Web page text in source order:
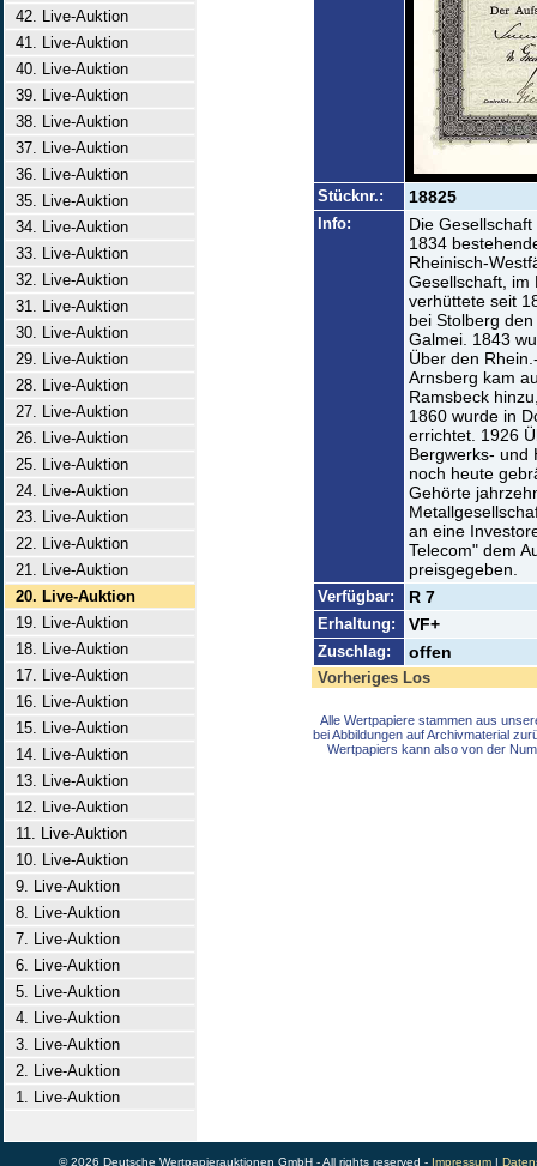
42. Live-Auktion
41. Live-Auktion
40. Live-Auktion
39. Live-Auktion
38. Live-Auktion
37. Live-Auktion
36. Live-Auktion
35. Live-Auktion
34. Live-Auktion
33. Live-Auktion
32. Live-Auktion
31. Live-Auktion
30. Live-Auktion
29. Live-Auktion
28. Live-Auktion
27. Live-Auktion
26. Live-Auktion
25. Live-Auktion
24. Live-Auktion
23. Live-Auktion
22. Live-Auktion
21. Live-Auktion
20. Live-Auktion
19. Live-Auktion
18. Live-Auktion
17. Live-Auktion
16. Live-Auktion
15. Live-Auktion
14. Live-Auktion
13. Live-Auktion
12. Live-Auktion
11. Live-Auktion
10. Live-Auktion
9. Live-Auktion
8. Live-Auktion
7. Live-Auktion
6. Live-Auktion
5. Live-Auktion
4. Live-Auktion
3. Live-Auktion
2. Live-Auktion
1. Live-Auktion
Stücknr.: 18825
Info:
Die
1834
Rheinisch-
Gesellschaft, im
verhüttete seit
bei Stolberg
Galmei. 1843
Über den
Arnsberg kam
Ramsbeck
1860 wurde in
errichtet. 1926
Bergwerks- und
noch heute
Gehörte
an eine
Telecom" dem
preisgegeben.
Verfügbar: R 7
Erhaltung: VF+
Zuschlag: offen
Vorheriges Los
Alle Wertpapiere stammen aus
bei Abbildungen auf Archivmaterial
Wertpapiers kann also von der
© 2026 Deutsche Wertpapierauktionen GmbH - All rights reserved - Impressum|